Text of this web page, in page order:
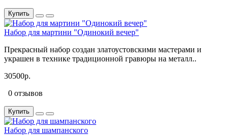
Купить
Набор для мартини "Одинокий вечер"
Прекрасный набор создан златоустовскими мастерами и
украшен в технике традиционной гравюры на металл..
30500р.
0 отзывов
Купить
Набор для шампанского